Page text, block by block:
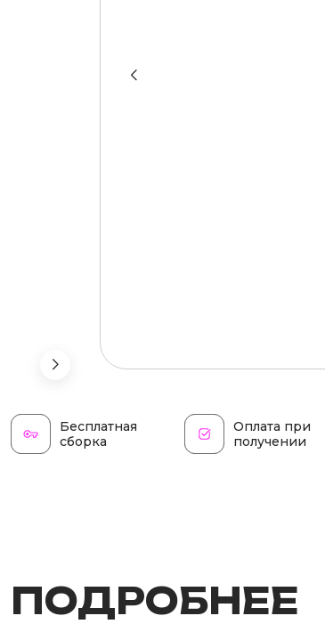
Бесплатная
сборка
Оплата при
получении
ПОДРОБНЕЕ